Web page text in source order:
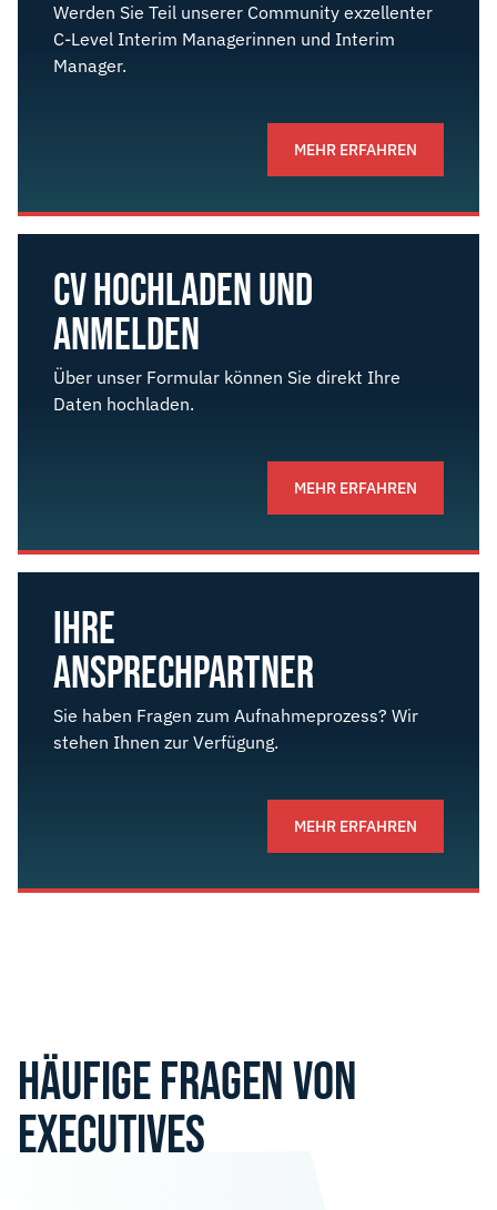
Werden Sie Teil unserer Community exzellenter
C-Level Interim Managerinnen und Interim
Manager.
MEHR ERFAHREN
CV HOCHLADEN UND
ANMELDEN
Über unser Formular können Sie direkt Ihre
Daten hochladen.
MEHR ERFAHREN
IHRE
ANSPRECH­­PARTNER
Sie haben Fragen zum Aufnahmeprozess? Wir
stehen Ihnen zur Verfügung.
MEHR ERFAHREN
HÄUFIGE FRAGEN VON
EXECUTIVES